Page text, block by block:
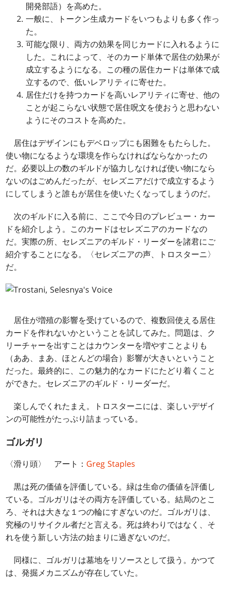
開発部語）を高めた。
一般に、トークン生成カードをいつもよりも多く作っ
た。
可能な限り、両方の効果を同じカードに入れるように
した。これによって、そのカード単体で居住の効果が
成立するようになる。この種の居住カードは単体で成
立するので、低いレアリティに寄せた。
居住だけを持つカードを高いレアリティに寄せ、他の
ことが起こらない状態で居住呪文を使おうと思わない
ようにそのコストを高めた。
居住はデザインにもデベロップにも困難をもたらした。
使い物になるような環境を作らなければならなかったの
だ。必要以上の数のギルドが協力しなければ使い物になら
ないのはごめんだったが、セレズニアだけで成立するよう
にしてしまうと誰もが居住を使いたくなってしまうのだ。
次のギルドに入る前に、ここで今日のプレビュー・カー
ドを紹介しよう。このカードはセレズニアのカードなの
だ。実際の所、セレズニアのギルド・リーダーを諸君にご
紹介することになる。〈セレズニアの声、トロスターニ〉
だ。
居住が増殖の影響を受けているので、複数回使える居住
カードを作れないかということを試してみた。問題は、ク
リーチャーを出すことはカウンターを増やすことよりも
（ああ、まあ、ほとんどの場合）影響が大きいということ
だった。最終的に、この魅力的なカードにたどり着くこと
ができた。セレズニアのギルド・リーダーだ。
楽しんでくれたまえ。トロスターニには、楽しいデザイ
ンの可能性がたっぷり詰まっている。
ゴルガリ
〈滑り頭〉 アート： Greg Staples
黒は死の価値を評価している。緑は生命の価値を評価し
ている。ゴルガリはその両方を評価している。結局のとこ
ろ、それは大きな１つの輪にすぎないのだ。ゴルガリは、
究極のリサイクル者だと言える。死は終わりではなく、そ
れを使う新しい方法の始まりに過ぎないのだ。
同様に、ゴルガリは墓地をリソースとして扱う。かつて
は、発掘メカニズムが存在していた。